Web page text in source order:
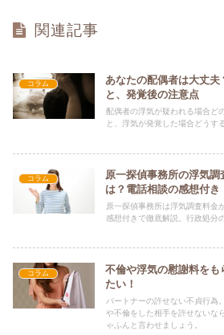
関連記事
コラム
あなたの配偶者は大丈夫
と、発覚後の注意点
配偶者の浮気が疑われる場合ど
と、浮気が発覚した場合どうす
コラム
原一探偵事務所の浮気調
は？電話相談の感想付き
原一探偵事務所は浮気調査料金
感想付きで徹底解説。行政処分
コラム
不倫や浮気の慰謝料をも
たい！
パートナーの許せない不貞行為
や不倫をした相手を許せないな
ゃふんと言わせましょう。